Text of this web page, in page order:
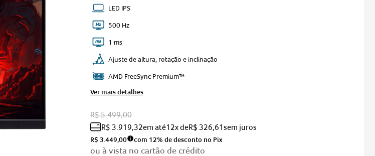
LED IPS
500 Hz
1 ms
Ajuste de altura, rotação e inclinação
AMD FreeSync Premium™
Ver mais detalhes
R$5.499,00
R$ 3 919,32em até12x deR$ 326,61
R$ 3.449,00 com 12% de desconto no Pix
ou à vista no cartão de crédito